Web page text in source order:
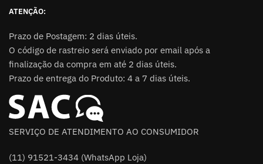
ATENÇÃO:
Prazo de Postagem: 2 dias úteis.
O código de rastreio será enviado por email após a
finalização da compra em até 2 dias úteis.
Prazo de entrega do Produto: 4 a 7 dias úteis.
SERVIÇO DE ATENDIMENTO AO CONSUMIDOR
(11) 91521-3434 (WhatsApp Loja)